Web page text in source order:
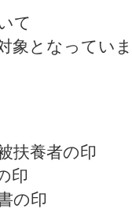
て
象となってい
扶養者の印
印
の印